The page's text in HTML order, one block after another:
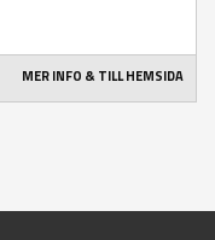
MER INFO & TILL HEMSIDA